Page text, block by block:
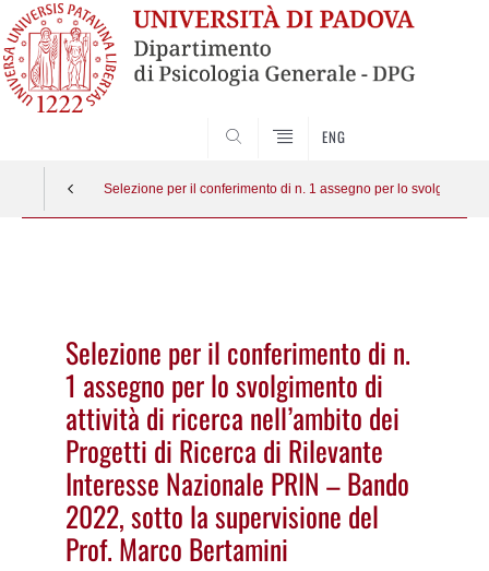
ENG
Selezione per il conferimento di n. 1 assegno per lo
Selezione per il conferimento di n.
1 assegno per lo svolgimento di
attività di ricerca nell’ambito dei
Progetti di Ricerca di Rilevante
Interesse Nazionale PRIN – Bando
2022, sotto la supervisione del
Prof. Marco Bertamini